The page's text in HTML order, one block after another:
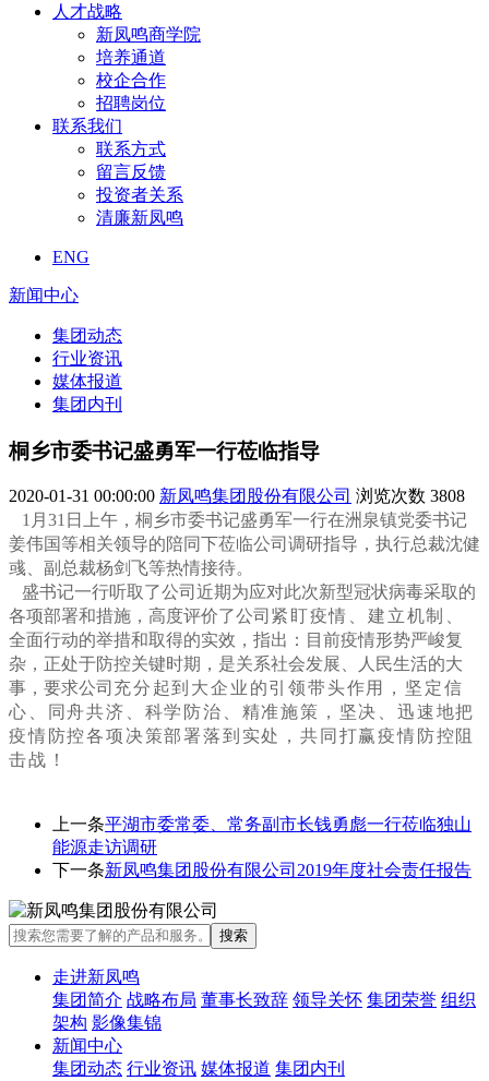
人才战略
新凤鸣商学院
培养通道
校企合作
招聘岗位
联系我们
联系方式
留言反馈
投资者关系
清廉新凤鸣
ENG
新闻中心
集团动态
行业资讯
媒体报道
集团内刊
桐乡市委书记盛勇军一行莅临指导
2020-01-31 00:00:00 新凤鸣集团股份有限公司 浏览次数 3808
1月31日上午，桐乡市委书记盛勇军一行在洲泉镇党委书记
姜伟国等相关领导的陪同下莅临公司调研指导，执行总裁沈健
彧、副总裁杨剑飞等热情接待。
盛书记一行听取了公司近期为应对此次新型冠状病毒采取的
各项部署和措施，高度评价了公司 紧盯疫情、建立机制、
全面行动的举措和取得的实效，指出：目前疫情形势严峻复
杂，正处于防控关键时期，是关系社会发展、人民生活的大
事，要求公司 充分起到大企业的引领带头作用， 坚定信
心、同舟共济、科学防治、精准施策，坚决、迅速地把
疫情防控各项决策部署落到实处，共同打赢疫情防控阻
击战！
上一条平湖市委常委、常务副市长钱勇彪一行莅临独山
能源走访调研
下一条新凤鸣集团股份有限公司2019年度社会责任报告
走进新凤鸣
集团简介 战略布局 董事长致辞 领导关怀 集团荣誉 组织
架构 影像集锦
新闻中心
集团动态 行业资讯 媒体报道 集团内刊